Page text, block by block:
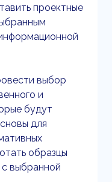
проектные
выбор
и
будут
для
образцы
выбранной